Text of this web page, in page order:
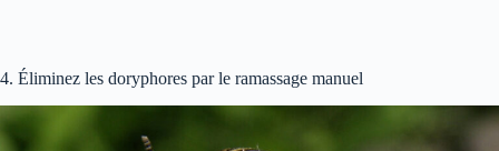
4. Éliminez les doryphores par le ramassage manuel